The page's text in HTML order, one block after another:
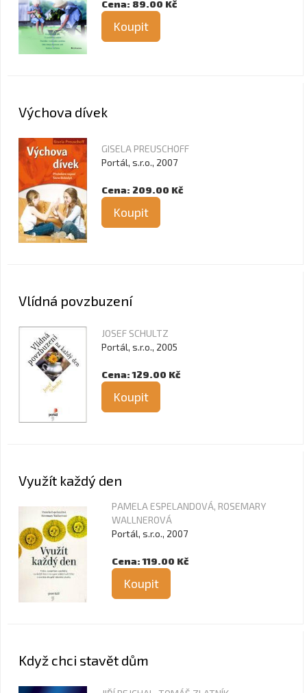
Cena: 89.00 Kč
Koupit
Výchova dívek
GISELA PREUSCHOFF
Portál, s.r.o., 2007
Cena: 209.00 Kč
Koupit
Vlídná povzbuzení
JOSEF SCHULTZ
Portál, s.r.o., 2005
Cena: 129.00 Kč
Koupit
Využít každý den
PAMELA ESPELANDOVÁ, ROSEMARY
WALLNEROVÁ
Portál, s.r.o., 2007
Cena: 119.00 Kč
Koupit
Když chci stavět dům